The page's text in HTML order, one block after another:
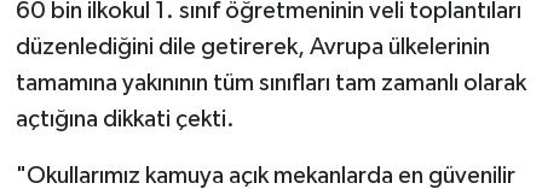
60 bin ilkokul 1. sınıf öğretmeninin veli toplantıları
düzenlediğini dile getirerek, Avrupa ülkelerinin
tamamına yakınının tüm sınıfları tam zamanlı olarak
açtığına dikkati çekti.
"Okullarımız kamuya açık mekanlarda en güvenilir